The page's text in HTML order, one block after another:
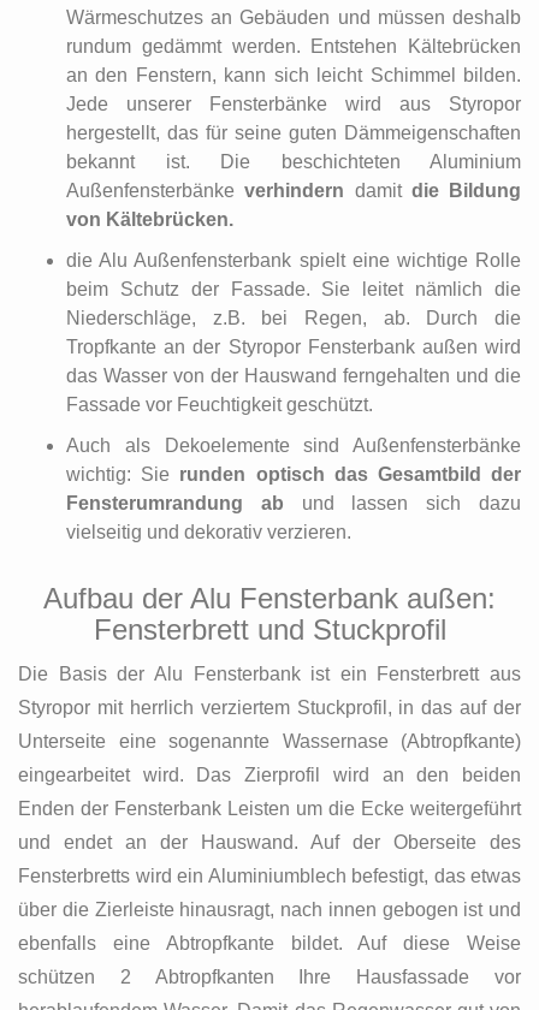
Wärmeschutzes an Gebäuden und müssen deshalb
rundum gedämmt werden. Entstehen Kältebrücken
an den Fenstern, kann sich leicht Schimmel bilden.
Jede unserer Fensterbänke wird aus Styropor
hergestellt, das für seine guten Dämmeigenschaften
bekannt ist. Die beschichteten Aluminium
Außenfensterbänkeverhindern damitdie Bildung
von Kältebrücken.
die Alu Außenfensterbank spielt eine wichtige Rolle
beim Schutz der Fassade. Sie leitet nämlich die
Niederschläge, z.B. bei Regen, ab. Durch die
Tropfkante an der Styropor Fensterbank außen wird
das Wasser von der Hauswand ferngehalten und die
Fassade vor Feuchtigkeit geschützt.
Auch als Dekoelemente sind Außenfensterbänke
wichtig: Sie runden optisch das Gesamtbild der
Fensterumrandung ab und lassen sich dazu
vielseitig und dekorativ verzieren.
Aufbau der Alu Fensterbank außen:
Fensterbrett und Stuckprofil
Die Basis der Alu Fensterbank ist ein Fensterbrett aus
Styropor mit herrlich verziertem Stuckprofil, in das auf der
Unterseite eine sogenannte Wassernase (Abtropfkante)
eingearbeitet wird. Das Zierprofil wird an den beiden
Enden der Fensterbank Leisten um die Ecke weitergeführt
und endet an der Hauswand. Auf der Oberseite des
Fensterbretts wird ein Aluminiumblech befestigt, das etwas
über die Zierleiste hinausragt, nach innen gebogen ist und
ebenfalls eine Abtropfkante bildet. Auf diese Weise
schützen 2 Abtropfkanten Ihre Hausfassade vor